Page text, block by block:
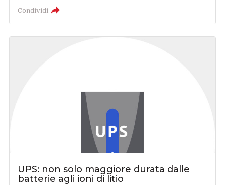
Condividi
UPS: non solo maggiore durata dalle
batterie agli ioni di litio